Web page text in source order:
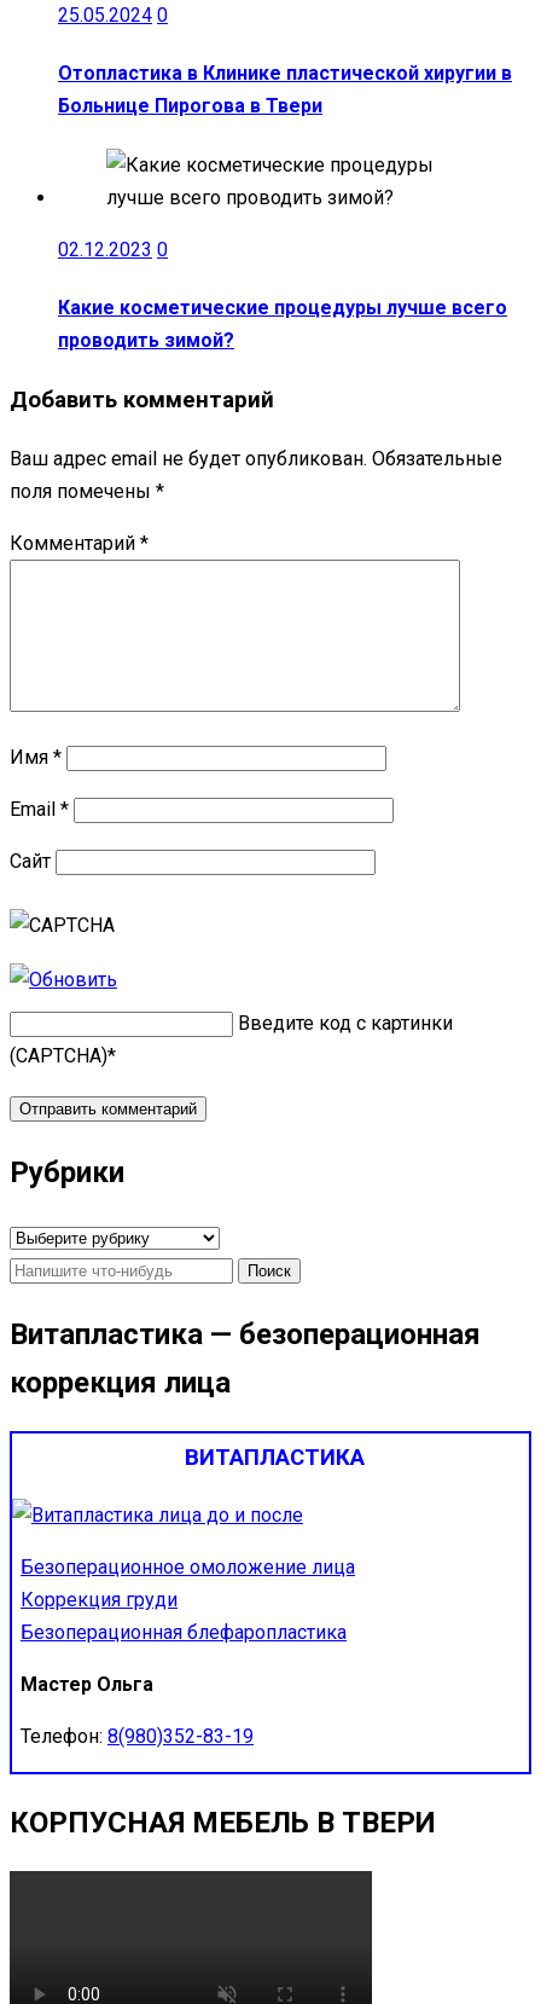
25.05.2024 0
Отопластика в Клинике пластической хиругии в
Больнице Пирогова в Твери
02.12.2023 0
Какие косметические процедуры лучше всего
проводить зимой?
Добавить комментарий
Ваш адрес email не будет опубликован. Обязательные
поля помечены *
Комментарий *
Имя *
Email *
Сайт
Введите код с картинки
(CAPTCHA)*
Рубрики
Рубрики
Найти:
Витапластика — безоперационная
коррекция лица
ВИТАПЛАСТИКА
Безоперационное омоложение лица
Коррекция груди
Безоперационная блефаропластика
Мастер Ольга
Телефон: 8(980)352-83-19
КОРПУСНАЯ МЕБЕЛЬ В ТВЕРИ